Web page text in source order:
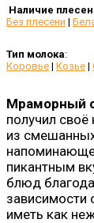
Наличие
Без плесени |
Тип молока:
Коровье | Козье |
Мраморный
получил своё
из
пикантным
блюд
зависимости
иметь как